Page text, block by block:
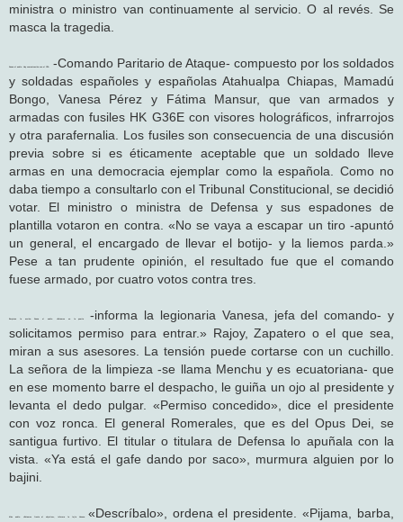
ministra o ministro van continuamente al servicio. O al revés. Se
masca la tragedia.
Suena el audio. Hay comunicación con el CPA
-Comando Paritario de Ataque- compuesto por los soldados
y soldadas españoles y españolas Atahualpa Chiapas, Mamadú
Bongo, Vanesa Pérez y Fátima Mansur, que van armados y
armadas con fusiles HK G36E con visores holográficos, infrarrojos
y otra parafernalia. Los fusiles son consecuencia de una discusión
previa sobre si es éticamente aceptable que un soldado lleve
armas en una democracia ejemplar como la española. Como no
daba tiempo a consultarlo con el Tribunal Constitucional, se decidió
votar. El ministro o ministra de Defensa y sus espadones de
plantilla votaron en contra. «No se vaya a escapar un tiro -apuntó
un general, el encargado de llevar el botijo- y la liemos parda.»
Pese a tan prudente opinión, el resultado fue que el comando
fuese armado, por cuatro votos contra tres.
Empieza la acción. Suena el audio. «Estamos en la puerta
-informa la legionaria Vanesa, jefa del comando- y
solicitamos permiso para entrar.» Rajoy, Zapatero o el que sea,
miran a sus asesores. La tensión puede cortarse con un cuchillo.
La señora de la limpieza -se llama Menchu y es ecuatoriana- que
en ese momento barre el despacho, le guiña un ojo al presidente y
levanta el dedo pulgar. «Permiso concedido», dice el presidente
con voz ronca. El general Romerales, que es del Opus Dei, se
santigua furtivo. El titular o titulara de Defensa lo apuñala con la
vista. «Ya está el gafe dando por saco», murmura alguien por lo
bajini.
Más audio. «Estamos frente al objetivo», informa la lejía Vanesa.
«Descríbalo», ordena el presidente. «Pijama, barba,